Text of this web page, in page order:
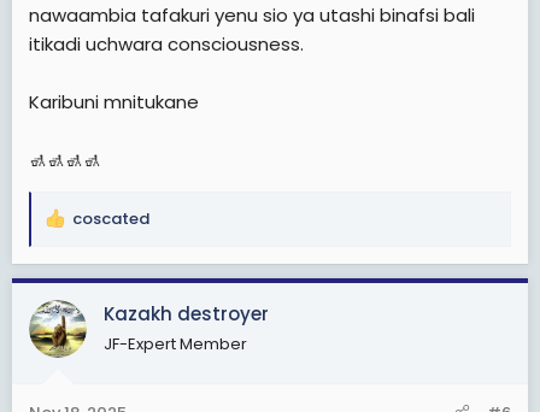
nawaambia tafakuri yenu sio ya utashi binafsi bali
itikadi uchwara consciousness.
Karibuni mnitukane
🚮🚮🚮🚮
R
a
c
t
i
coscated
Kazakh destroyer
JF-Expert Member